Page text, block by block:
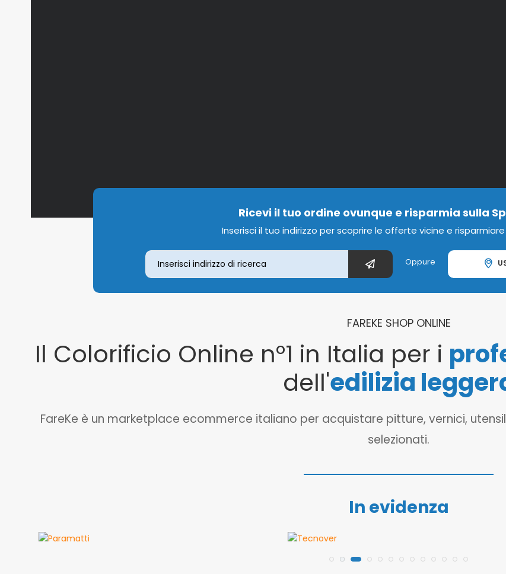
Ricevi il tuo ordine ovunque e risparmia sulla
Inserisci il tuo indirizzo per scoprire le offerte vicine e
Oppure
FAREKE SHOP ONLINE
Il Colorificio Online n°1 in Italia per i
dell'edilizia
FareKe è un marketplace ecommerce italiano per acquistare pitture, vernici,
selezionati.
In evidenza